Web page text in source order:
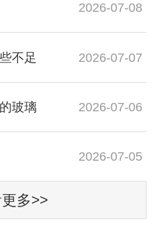
2026-07-08
不足 2026-07-07
玻璃 2026-07-06
2026-07-05
多>>